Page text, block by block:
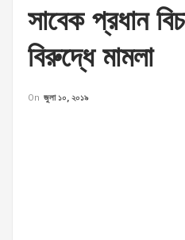
সাবেক প্রধান
বিরুদ্ধে মামলা
On জুলা ১০, ২০১৯